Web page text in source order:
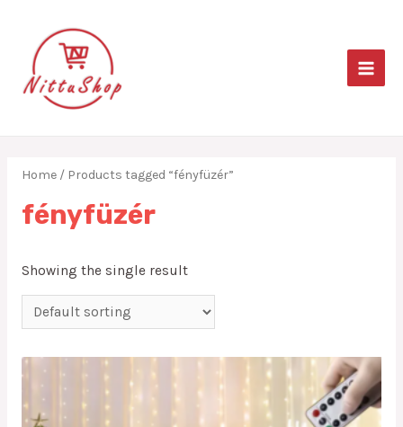
content
MAIN
Home/ Products tagged “fényfüzér”
fényfüzér
Showing the single result